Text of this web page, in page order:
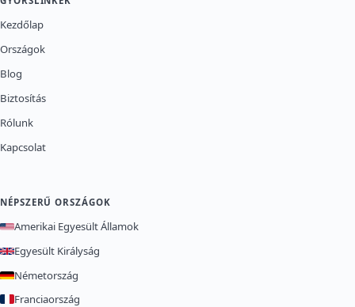
Kezdőlap
Országok
Blog
Biztosítás
Rólunk
Kapcsolat
NÉPSZERŰ ORSZÁGOK
Amerikai Egyesült Államok
Egyesült Királyság
Németország
Franciaország